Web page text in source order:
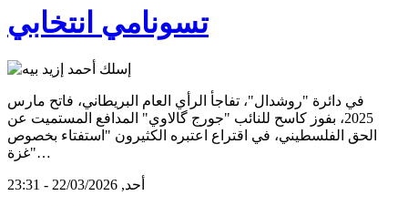
تسونامي انتخابي
في دائرة "روشدال"، تفاجأ الرأي العام البريطاني، فاتح مارس
2025، بفوز كاسح للنائب "جورج گالاوي" المدافع المستميت عن
الحق الفلسطيني، في اقتراع اعتبره الكثيرون "استفتاء بخصوص
غزة"…
أحد, 22/03/2026 - 23:31